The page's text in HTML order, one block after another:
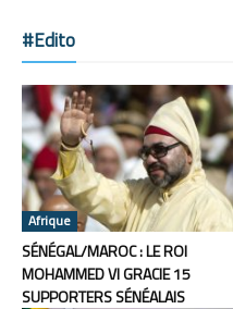
#Edito
Afrique
SÉNÉGAL/MAROC : LE ROI
MOHAMMED VI GRACIE 15
SUPPORTERS SÉNÉALAIS